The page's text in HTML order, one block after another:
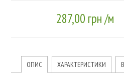
287,00 грн /м
ОПИС ХАРАКТЕРИСТИКИ